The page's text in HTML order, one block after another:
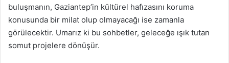
buluşmanın, Gaziantep’in kültürel hafızasını koruma
konusunda bir milat olup olmayacağı ise zamanla
görülecektir. Umarız ki bu sohbetler, geleceğe ışık tutan
somut projelere dönüşür.